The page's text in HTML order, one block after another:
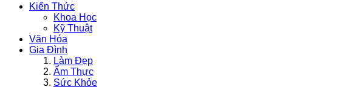
Kiến Thức
Khoa Học
Kỹ Thuật
Văn Hóa
Gia Đình
Làm Đẹp
Ẩm Thực
Sức Khỏe